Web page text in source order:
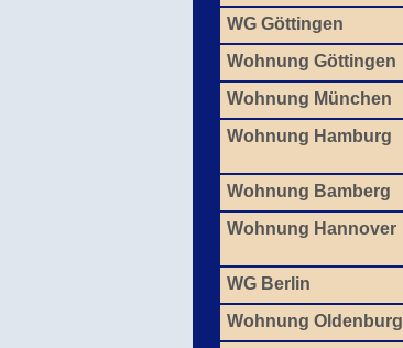
WG Göttingen
Wohnung Göttingen
Wohnung München
Wohnung Hamburg
Wohnung Bamberg
Wohnung Hannover
WG Berlin
Wohnung Oldenburg